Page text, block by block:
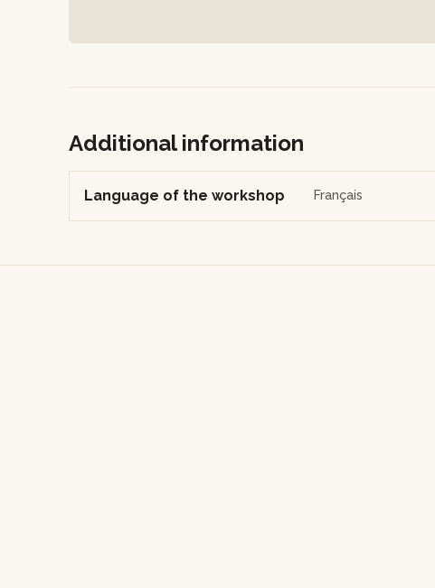
Additional information
Language of the workshop Français